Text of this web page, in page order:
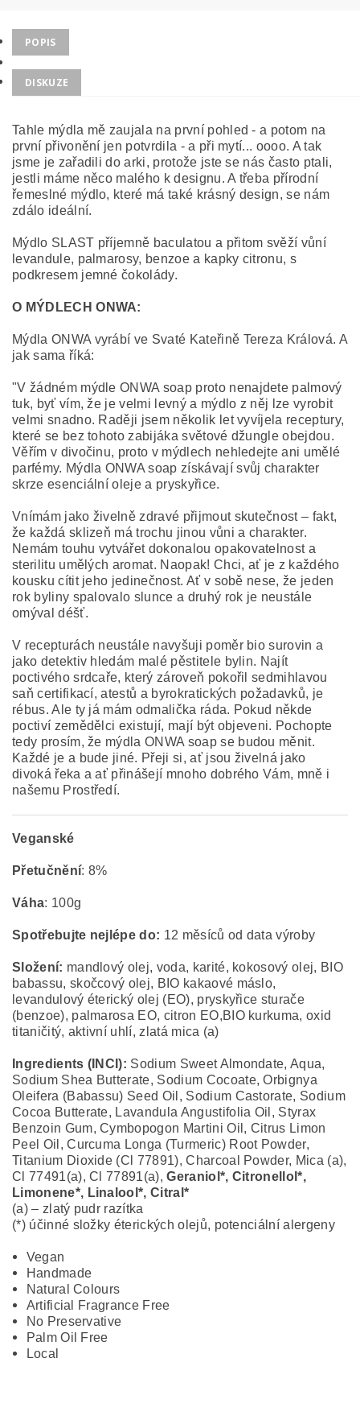
POPIS
DISKUZE
Tahle mýdla mě zaujala na první pohled - a potom na
první přivonění jen potvrdila - a při mytí... oooo. A tak
jsme je zařadili do arki, protože jste se nás často ptali,
jestli máme něco malého k designu. A třeba přírodní
řemeslné mýdlo, které má také krásný design, se nám
zdálo ideální.
Mýdlo SLAST příjemně baculatou a přitom svěží vůní
levandule, palmarosy, benzoe a kapky citronu, s
podkresem jemné čokolády.
O MÝDLECH ONWA:
Mýdla ONWA vyrábí ve Svaté Kateřině Tereza Králová. A
jak sama říká:
"V žádném mýdle ONWA soap proto nenajdete palmový
tuk, byť vím, že je velmi levný a mýdlo z něj lze vyrobit
velmi snadno. Raději jsem několik let vyvíjela receptury,
které se bez tohoto zabijáka světové džungle obejdou.
Věřím v divočinu, proto v mýdlech nehledejte ani umělé
parfémy. Mýdla ONWA soap získávají svůj charakter
skrze esenciální oleje a pryskyřice.
Vnímám jako živelně zdravé přijmout skutečnost – fakt,
že každá sklizeň má trochu jinou vůni a charakter.
Nemám touhu vytvářet dokonalou opakovatelnost a
sterilitu umělých aromat. Naopak! Chci, ať je z každého
kousku cítit jeho jedinečnost. Ať v sobě nese, že jeden
rok byliny spalovalo slunce a druhý rok je neustále
omýval déšť.
V recepturách neustále navyšuji poměr bio surovin a
jako detektiv hledám malé pěstitele bylin. Najít
poctivého srdcaře, který zároveň pokořil sedmihlavou
saň certifikací, atestů a byrokratických požadavků, je
rébus. Ale ty já mám odmalička ráda. Pokud někde
poctiví zemědělci existují, mají být objeveni. Pochopte
tedy prosím, že mýdla ONWA soap se budou měnit.
Každé je a bude jiné. Přeji si, ať jsou živelná jako
divoká řeka a ať přinášejí mnoho dobrého Vám, mně i
našemu Prostředí.
Veganské
Přetučnění: 8%
Váha: 100g
Spotřebujte nejlépe do: 12 měsíců od data výroby
Složení: mandlový olej, voda, karité, kokosový olej, BIO
babassu, skočcový olej, BIO kakaové máslo,
levandulový éterický olej (EO), pryskyřice sturače
(benzoe), palmarosa EO, citron EO,BIO kurkuma, oxid
titaničitý, aktivní uhlí, zlatá mica (a)
Ingredients (INCI): Sodium Sweet Almondate, Aqua,
Sodium Shea Butterate, Sodium Cocoate, Orbignya
Oleifera (Babassu) Seed Oil, Sodium Castorate, Sodium
Cocoa Butterate, Lavandula Angustifolia Oil, Styrax
Benzoin Gum, Cymbopogon Martini Oil, Citrus Limon
Peel Oil, Curcuma Longa (Turmeric) Root Powder,
Titanium Dioxide (Cl 77891), Charcoal Powder, Mica (a),
Cl 77491(a), Cl 77891(a),Geraniol*, Citronellol*,
Limonene*, Linalool*, Citral*
(a) – zlatý pudr razítka
(*) účinné složky éterických olejů, potenciální alergeny
Vegan
Handmade
Natural Colours
Artificial Fragrance Free
No Preservative
Palm Oil Free
Local